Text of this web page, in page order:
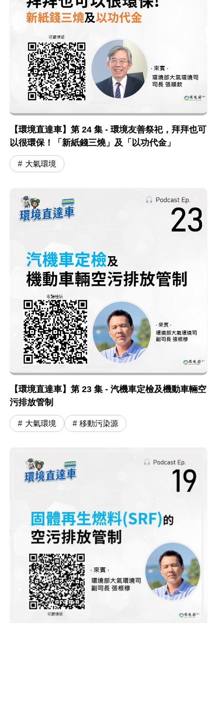
【環境直達車】第 24 集 - 環境友善祭祀，拜拜也可
以很環保！「新紙錢三燒」及「以功代金」
大氣環境
【環境直達車】第 23 集 - 汽機車定檢及機動車輛空
污排放管制
大氣環境 移動污染源